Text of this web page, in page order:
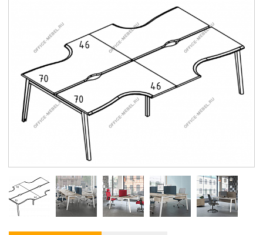
Гос. заказчикам
Клиенты
Заказ каталога
Контакты
Заказать обратный звонок